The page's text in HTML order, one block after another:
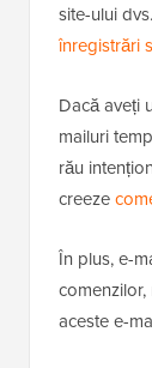
site-ului
înregistrări
Dacă aveți
mailuri
rău
creeze
În plus, e-
aceste e-